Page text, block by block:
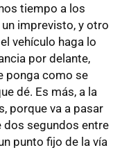
tiempo a los
imprevisto, y otro
vehículo haga lo
por delante,
ponga como se
dé. Es más, a la
porque va a pasar
dos segundos entre
punto fijo de la vía